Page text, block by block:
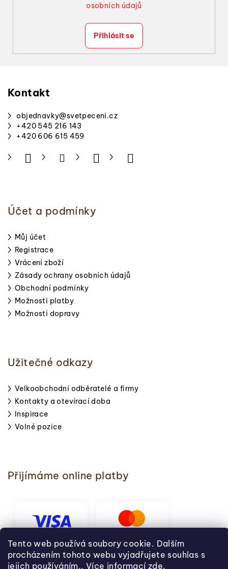
Tento web používá soubory cookie. Dalším
procházením tohoto webu vyjadřujete souhlas s
jejich používáním.. Více informací zde.
osobních údajů
Přihlásit se
Kontakt
objednavky@svetpeceni.cz
+420 545 216 143
+420 606 615 459
Účet a podmínky
Můj účet
Registrace
Vrácení zboží
Zásady ochrany osobních údajů
Obchodní podmínky
Možnosti platby
Možnosti dopravy
Užitečné odkazy
Velkoobchodní odběratelé a firmy
Kontakty a otevírací doba
Inspirace
Volné pozice
Přijímáme online platby